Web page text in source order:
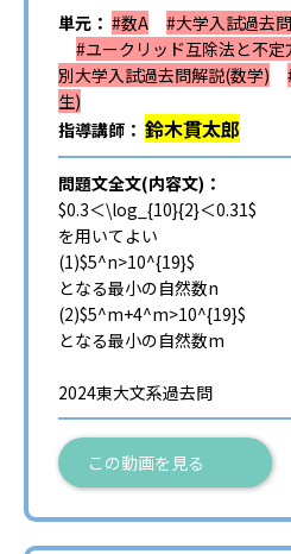
単元： #数A #大学入試過去
#ユークリッド互除法と不定
別大学入試過去問解説(数学)
生)
指導講師： 鈴木貫太郎
問題文全文(内容文)：
$0.3＜\log_{10}{2}＜0.31$
を用いてよい
(1)$5^n>10^{19}$
となる最小の自然数n
(2)$5^m+4^m>10^{19}$
となる最小の自然数m
2024東大文系過去問
この動画を見る